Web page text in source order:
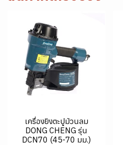
เครื่องยิงตะปูม้วนลม
DONG CHENG รุ่น
DCN70 (45-70 มม.)